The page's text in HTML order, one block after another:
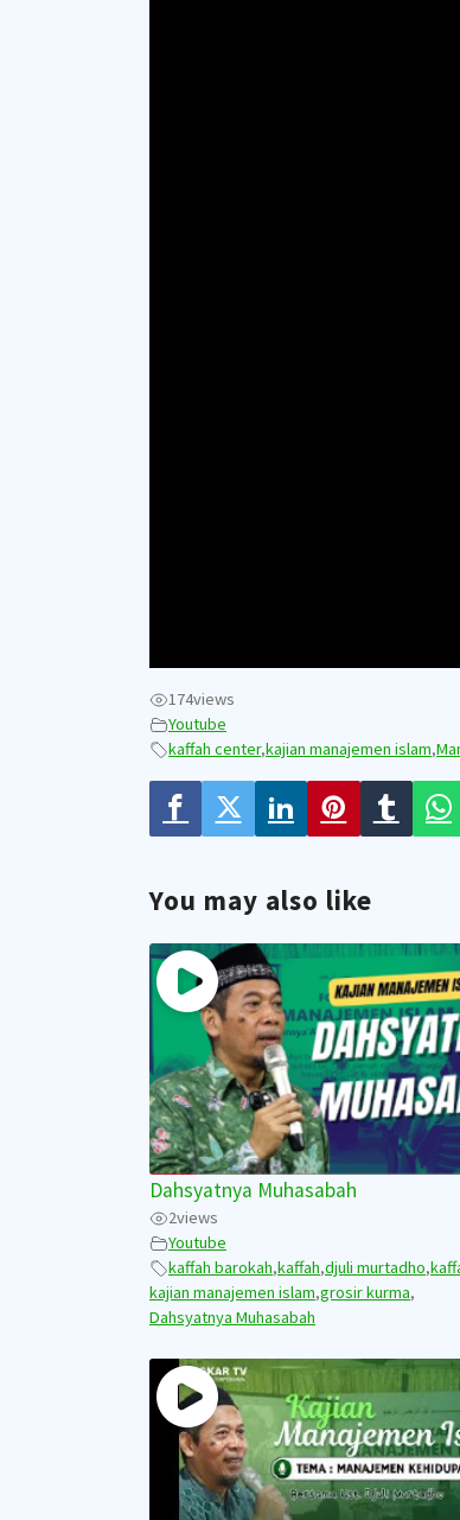
174views
Youtube
kaffah center,kajian manajemen islam,
You may also like
Dahsyatnya Muhasabah
2views
Youtube
kaffah barokah,kaffah,djuli murtadho,
kajian manajemen islam,grosir kurma,
Dahsyatnya Muhasabah